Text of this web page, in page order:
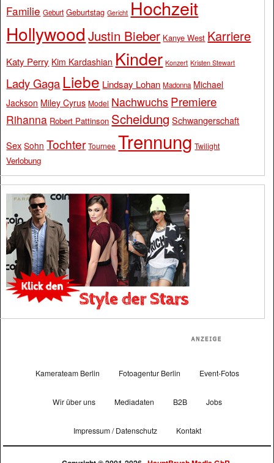
Familie Geburt Geburtstag Gericht Hochzeit
Hollywood Justin Bieber Kanye West Karriere
Katy Perry Kim Kardashian Kinder Konzert Kristen Stewart
Lady Gaga Liebe Lindsay Lohan Madonna Michael
Jackson Miley Cyrus Model Nachwuchs Premiere
Rihanna Robert Pattinson Scheidung Schwangerschaft
Sex Sohn Tochter Tournee Trennung Twilight
Verlobung
Kamerateam Berlin Fotoagentur Berlin Event-Fotos
Wir über uns Mediadaten B2B Jobs
Impressum / Datenschutz Kontakt